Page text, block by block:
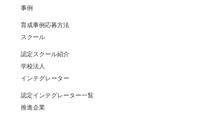
事例
育成事例応募方法
スクール
認定スクール紹介
学校法人
インテグレーター
認定インテグレーター一覧
推進企業